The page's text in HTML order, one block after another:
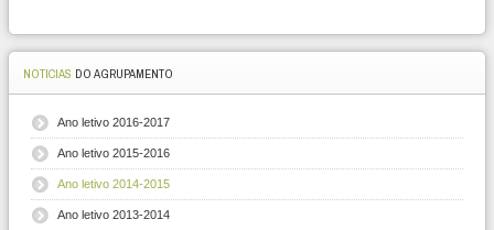
NOTICIAS DO AGRUPAMENTO
Ano letivo 2016-2017
Ano letivo 2015-2016
Ano letivo 2014-2015
Ano letivo 2013-2014